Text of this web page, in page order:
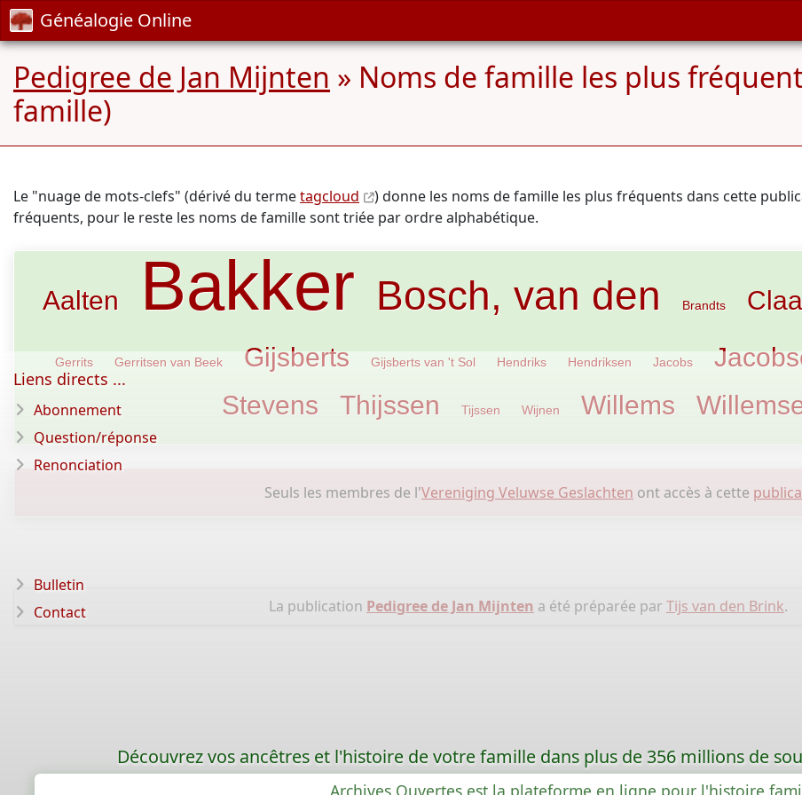
Généalogie Online
Pedigree de Jan Mijnten » Noms de famille les plus
famille)
Le "nuage de mots-clefs" (dérivé du termetagcloud
) donne les noms de famille les plus fréquents dans cette
fréquents, pour le reste les noms de famille sont triée par ordre alphabétique.
Aalten Bakker Bosch, van den Brandts
Gerrits Gerritsen van Beek Gijsberts Gijsberts van 't Sol Hendriks Hendriksen Jacobs
Stevens Thijssen Tijssen Wijnen Willems
Seuls les membres de l'Vereniging Veluwse Geslachten ont accès à cette
La publication Pedigree de Jan Mijnten a été préparée par Tijs van den Brink.
Liens directs ...
Abonnement
Question/réponse
Renonciation
Bulletin
Contact
Découvrez vos ancêtres et l'histoire de votre famille dans plus de 356 millions de
Archives Ouvertes est la plateforme en ligne pour l'histoire